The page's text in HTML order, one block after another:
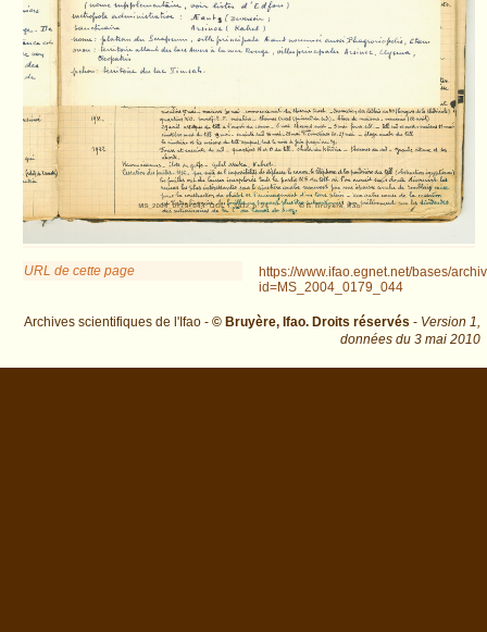
URL de cette page
https://www.ifao.egnet.net/bases/
id=MS_2004_0179_044
Archives scientifiques de l'Ifao - © Bruyère, Ifao. Droits réservés - Version 1,
données du 3 mai 2010